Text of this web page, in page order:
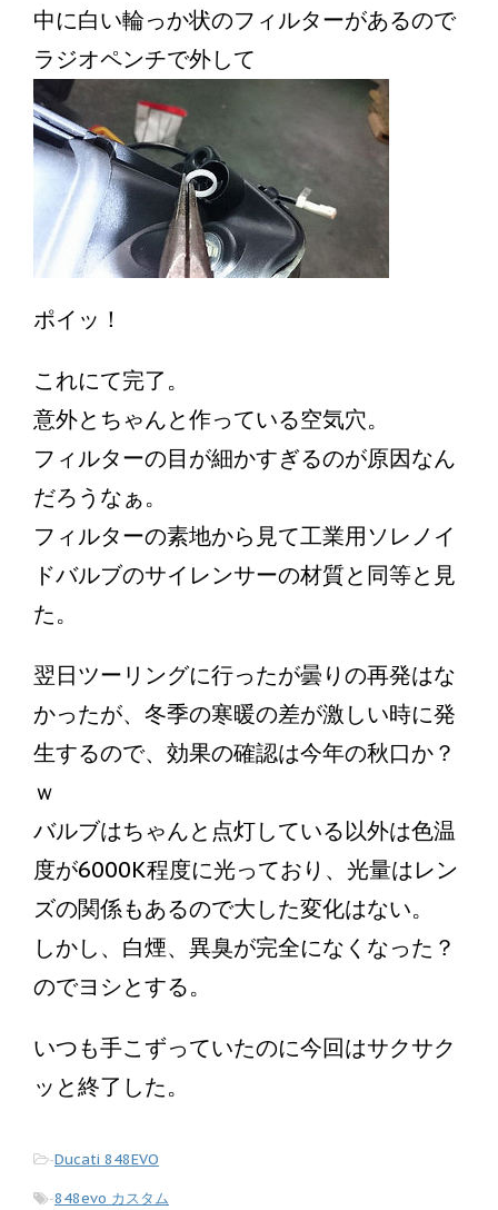
中に白い輪っか状のフィルターがあるので
ラジオペンチで外して
ポイッ！
これにて完了。
意外とちゃんと作っている空気穴。
フィルターの目が細かすぎるのが原因なん
だろうなぁ。
フィルターの素地から見て工業用ソレノイ
ドバルブのサイレンサーの材質と同等と見
た。
翌日ツーリングに行ったが曇りの再発はな
かったが、冬季の寒暖の差が激しい時に発
生するので、効果の確認は今年の秋口か？
ｗ
バルブはちゃんと点灯している以外は色温
度が6000K程度に光っており、光量はレン
ズの関係もあるので大した変化はない。
しかし、白煙、異臭が完全になくなった？
のでヨシとする。
いつも手こずっていたのに今回はサクサク
ッと終了した。
-Ducati 848EVO
-848evo カスタム